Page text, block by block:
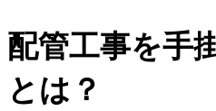
配管工事を手
とは？